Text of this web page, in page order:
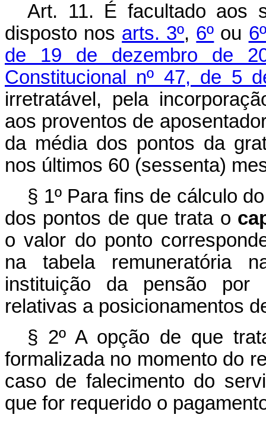
Art. 11. É facultado aos
disposto nos arts. 3º, 6º ou
de 19 de dezembro de
Constitucional nº 47, de 5
irretratável, pela
aos proventos de
da média dos pontos da
nos últimos 60 (sessenta)
§ 1º Para fins de cálculo
dos pontos de que trata o
o valor do ponto
na tabela remuneratória
instituição da pensão por
relativas a posicionamentos
§ 2º A opção de que
formalizada no momento do
caso de falecimento do
que for requerido o